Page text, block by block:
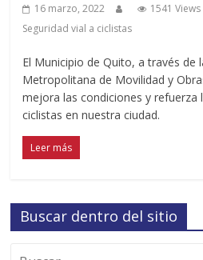
16 marzo, 2022 1541 Views
Seguridad vial a ciclistas
El Municipio de Quito, a través de
Metropolitana de Movilidad y
mejora las condiciones y refuerza
ciclistas en nuestra ciudad.
Leer más
Buscar dentro del sitio